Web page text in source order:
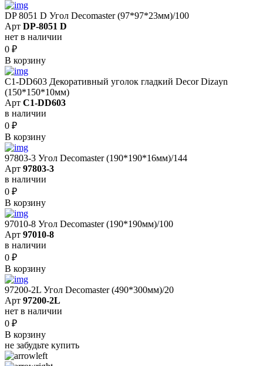
DP 8051 D Угол Decomaster (97*97*23мм)/100
Арт DP-8051 D
нет в наличии
0 ₽
В корзину
C1-DD603 Декоративный уголок гладкий Decor Dizayn
(150*150*10мм)
Арт C1-DD603
в наличии
0 ₽
В корзину
97803-3 Угол Decomaster (190*190*16мм)/144
Арт 97803-3
в наличии
0 ₽
В корзину
97010-8 Угол Decomaster (190*190мм)/100
Арт 97010-8
в наличии
0 ₽
В корзину
97200-2L Угол Decomaster (490*300мм)/20
Арт 97200-2L
нет в наличии
0 ₽
В корзину
не забудьте купить